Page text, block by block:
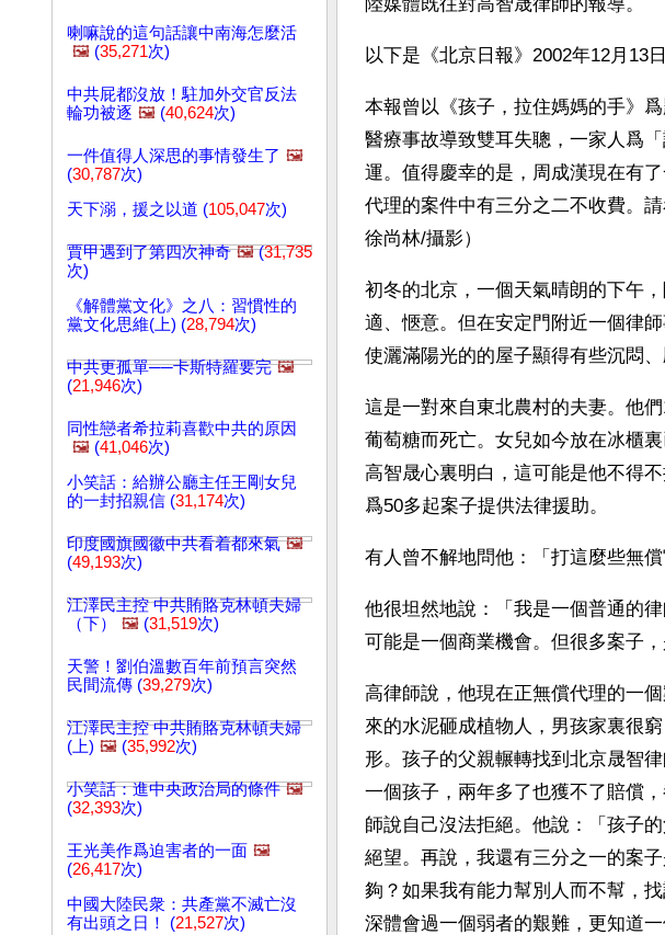
喇嘛說的這句話讓中南海怎麼活
🖼️ (35,271次)
中共屁都沒放！駐加外交官反法
輪功被逐 🖼️ (40,624次)
一件值得人深思的事情發生了 🖼️
(30,787次)
天下溺，援之以道 (105,047次)
賈甲遇到了第四次神奇 🖼️(31,735
次)
《解體黨文化》之八：習慣性的
黨文化思維(上) (28,794次)
中共更孤單──卡斯特羅要完 🖼️
(21,946次)
同性戀者希拉莉喜歡中共的原因
🖼️ (41,046次)
小笑話：給辦公廳主任王剛女兒
的一封招親信 (31,174次)
印度國旗國徽中共看着都來氣 🖼️
(49,193次)
江澤民主控 中共賄賂克林頓夫婦
（下）
🖼️ (31,519次)
天警！劉伯溫數百年前預言突然
民間流傳 (39,279次)
江澤民主控 中共賄賂克林頓夫婦
(上) 🖼️ (35,992次)
小笑話：進中央政治局的條件 🖼️
(32,393次)
王光美作爲迫害者的一面 🖼️
(26,417次)
中國大陸民衆：共產黨不滅亡沒
有出頭之日！ (21,527次)
以下是《北京日報》2002年12月13
本報曾以《孩子，拉住媽媽的手》
醫療事故導致雙耳失聰，一家人爲
運。值得慶幸的是，周成漢現在有
代理的案件中有三分之二不收費。
徐尚林/攝影）
初冬的北京，一個天氣晴朗的下午
適、愜意。但在安定門附近一個律
使灑滿陽光的的屋子顯得有些沉悶、
這是一對來自東北農村的夫妻。他
葡萄糖而死亡。女兒如今放在冰櫃
高智晟心裏明白，這可能是他不得
爲50多起案子提供法律援助。
有人曾不解地問他：「打這麼些無
他很坦然地說：「我是一個普通的
可能是一個商業機會。但很多案子
高律師說，他現在正無償代理的一
來的水泥砸成植物人，男孩家裏很
形。孩子的父親輾轉找到北京晟智
一個孩子，兩年多了也獲不了賠償
師說自己沒法拒絕。他說：「孩子
絕望。再說，我還有三分之一的案
夠？如果我有能力幫別人而不幫，
深體會過一個弱者的艱難，更知道